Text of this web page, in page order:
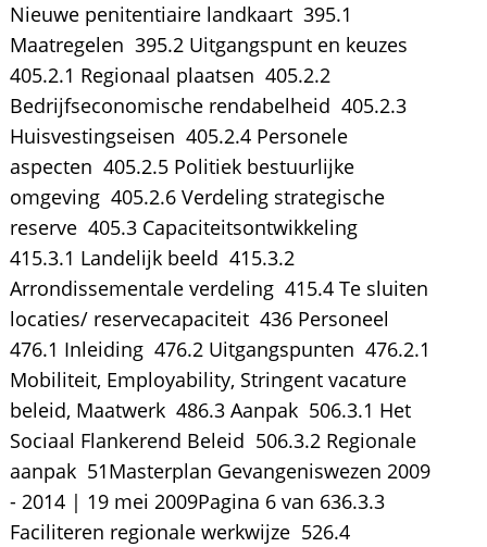
Nieuwe penitentiaire landkaart  395.1
Maatregelen  395.2 Uitgangspunt en keuzes 
405.2.1 Regionaal plaatsen  405.2.2
Bedrijfseconomische rendabelheid  405.2.3
Huisvestingseisen  405.2.4 Personele
aspecten  405.2.5 Politiek bestuurlijke
omgeving  405.2.6 Verdeling strategische
reserve  405.3 Capaciteitsontwikkeling 
415.3.1 Landelijk beeld  415.3.2
Arrondissementale verdeling  415.4 Te sluiten
locaties/ reservecapaciteit  436 Personeel 
476.1 Inleiding  476.2 Uitgangspunten  476.2.1
Mobiliteit, Employability, Stringent vacature
beleid, Maatwerk  486.3 Aanpak  506.3.1 Het
Sociaal Flankerend Beleid  506.3.2 Regionale
aanpak  51Masterplan Gevangeniswezen 2009
- 2014 | 19 mei 2009Pagina 6 van 636.3.3
Faciliteren regionale werkwijze  526.4